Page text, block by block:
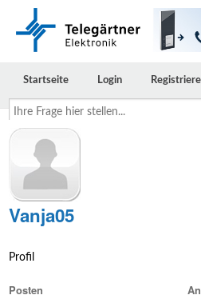
Ihre
Frage
stellen...
Startseite Login
Vanja05
Profil
Posten